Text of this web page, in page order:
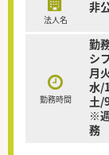
法人名
非
勤務時間
勤
シ
月
水/
土/
※
務